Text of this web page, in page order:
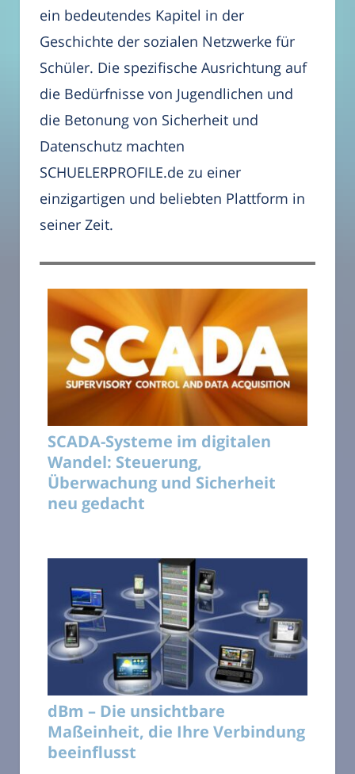
ein bedeutendes Kapitel in der
Geschichte der sozialen Netzwerke für
Schüler. Die spezifische Ausrichtung auf
die Bedürfnisse von Jugendlichen und
die Betonung von Sicherheit und
Datenschutz machten
SCHUELERPROFILE.de zu einer
einzigartigen und beliebten Plattform in
seiner Zeit.
SCADA-Systeme im digitalen
Wandel: Steuerung,
Überwachung und Sicherheit
neu gedacht
dBm – Die unsichtbare
Maßeinheit, die Ihre Verbindung
beeinflusst